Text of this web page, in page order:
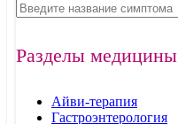
Разделы медицины
Айви-терапия
Гастроэнтерология